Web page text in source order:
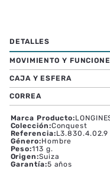
MOVIMIENTO Y
CAJA Y ESFERA
CORREA
Marca Producto:
Colección:Conquest
Referencia:L3.830.4.02.9
Género:Hombre
Peso:113 g.
Origen:Suiza
Garantía:5 años